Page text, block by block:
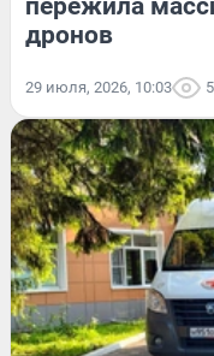
пережила
дронов
29 июля, 2026, 10:03